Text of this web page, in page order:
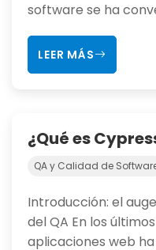
software se ha
LEER MÁS
¿Qué es
QA y Calidad de
Introducción: el
del QA En los
aplicaciones web